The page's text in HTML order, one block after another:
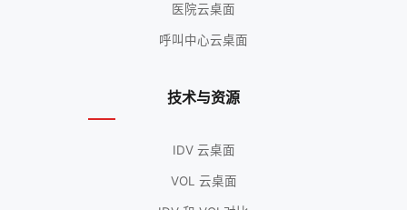
医院云桌面
呼叫中心云桌面
技术与资源
IDV 云桌面
VOL 云桌面